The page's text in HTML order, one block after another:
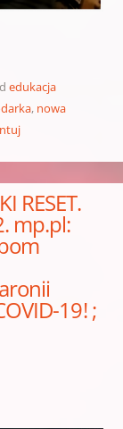
edukacja
, nowa
RESET.
mp.pl:
19! ;